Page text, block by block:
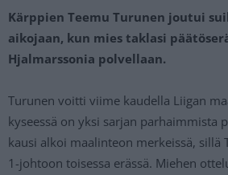
Kärppien Teemu Turunen joutui
aikojaan, kun mies taklasi
Hjalmarssonia polvellaan.
Turunen voitti viime kaudella Liigan
kyseessä on yksi sarjan parhaimmista
kausi alkoi maalinteon merkeissä, sillä
1-johtoon toisessa erässä. Miehen